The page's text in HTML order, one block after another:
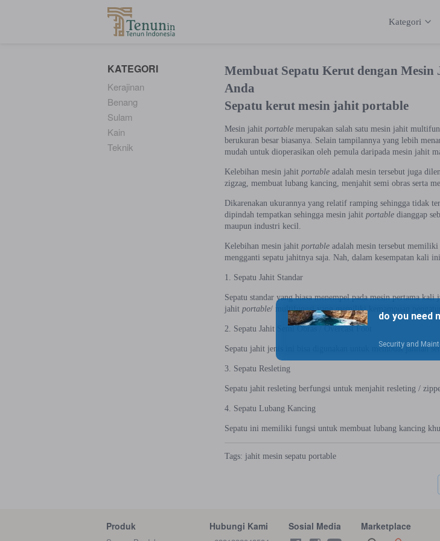
Kategori
KATEGORI
Kerajinan
Benang
Sulam
Kain
Teknik
Membuat Sepatu Kerut dengan
Anda
Sepatu kerut mesin jahit portable
Mesin jahitportable merupakan salah satu mesin jahit
berukuran besar biasanya. Selain tampilannya yang lebih
mudah untuk dioperasikan oleh pemula daripada mesin jahit
Kelebihan mesin jahitportable adalah mesin tersebut juga
zigzag, membuat lubang kancing, menjahit semi obras serta
Dikarenakan ukurannya yang relatif ramping sehingga tidak
dipindah tempatkan sehingga mesin jahitportable dianggap
maupun industri kecil.
Kelebihan mesin jahitportable adalah mesin tersebut
mengganti sepatu jahitnya saja. Nah, dalam kesempatan kali
1. Sepatu Jahit Standar
Sepatu standar yang biasa menempel pada mesin pertama
jahitportable/ multifungsi yang memiliki kemampuan
2. Sepatu Jahit Semi Obras / Overcast Foot
Sepatu jahit jenis ini bisa digunakan untuk membuat jahitan
3. Sepatu Resleting
Sepatu jahit resleting berfungsi untuk menjahit resleting /
4. Sepatu Lubang Kancing
Sepatu ini memiliki fungsi untuk membuat lubang kancing
Tags: jahit mesin sepatu portable
Produk Hubungi Kami Sosial Media Marketplace